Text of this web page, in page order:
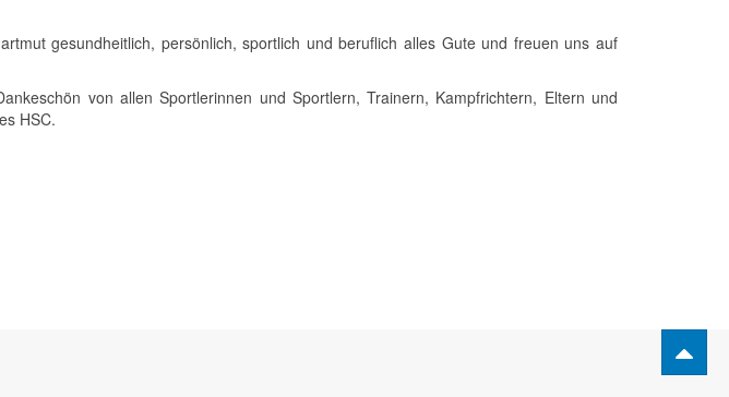
gesundheitlich, persönlich, sportlich und beruflich alles Gute und freuen uns auf
von allen Sportlerinnen und Sportlern, Trainern, Kampfrichtern, Eltern und
HSC.